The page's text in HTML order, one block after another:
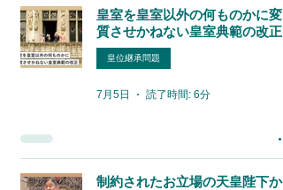
皇室を皇室以外の何ものかに変
質させかねない皇室典範の改正
皇位継承問題
7月5日 読了時間: 6分
制約されたお立場の天皇陛下か